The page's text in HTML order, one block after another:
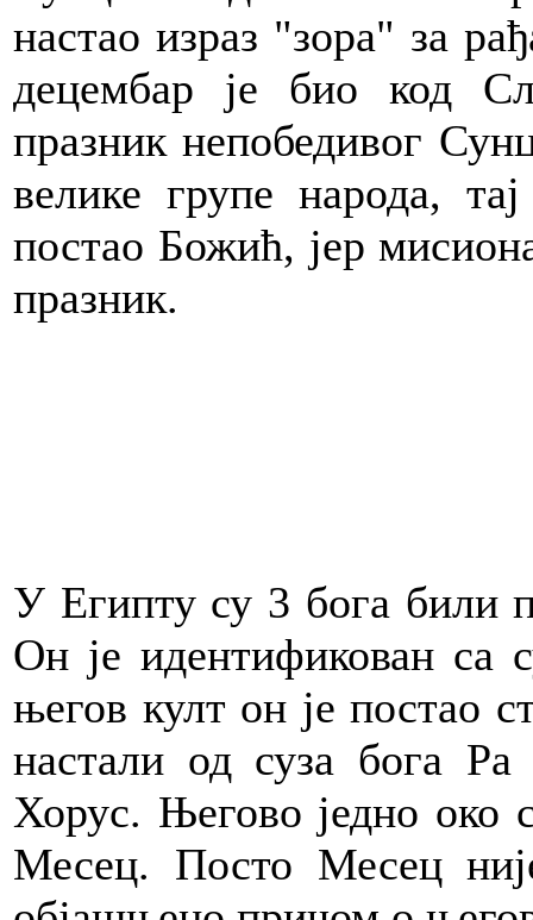
настао израз "зора" за
децембар је био код
празник непобедивог
велике групе народа,
постао Божић, јер
празник.
У Египту су 3 бога били
Он је идентификован са
његов култ он је постао
настали од суза бога
Хорус. Његово једно око
Месец. Посто Месец